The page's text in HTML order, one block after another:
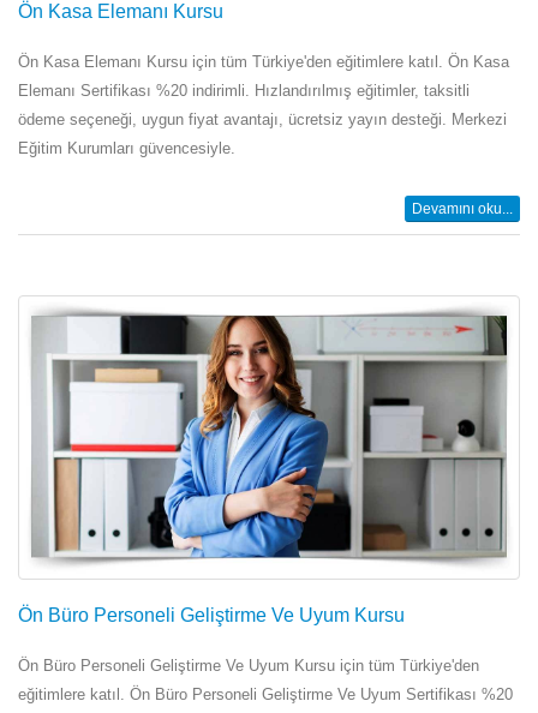
Ön Kasa Elemanı Kursu
Ön Kasa Elemanı Kursu için tüm Türkiye'den eğitimlere katıl. Ön Kasa
Elemanı Sertifikası %20 indirimli. Hızlandırılmış eğitimler, taksitli
ödeme seçeneği, uygun fiyat avantajı, ücretsiz yayın desteği. Merkezi
Eğitim Kurumları güvencesiyle.
Devamını oku...
Ön Büro Personeli Geliştirme Ve Uyum Kursu
Ön Büro Personeli Geliştirme Ve Uyum Kursu için tüm Türkiye'den
eğitimlere katıl. Ön Büro Personeli Geliştirme Ve Uyum Sertifikası %20